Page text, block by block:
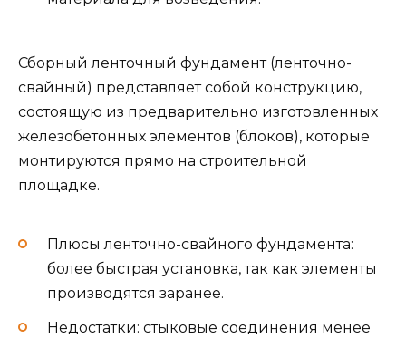
Сборный ленточный фундамент (ленточно-
свайный) представляет собой конструкцию,
состоящую из предварительно изготовленных
железобетонных элементов (блоков), которые
монтируются прямо на строительной
площадке.
Плюсы ленточно-свайного фундамента:
более быстрая установка, так как элементы
производятся заранее.
Недостатки: стыковые соединения менее